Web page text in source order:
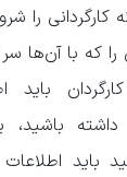
کارگردانی را
با آن‌ها سر و
باید
باشید،
اطلاعات